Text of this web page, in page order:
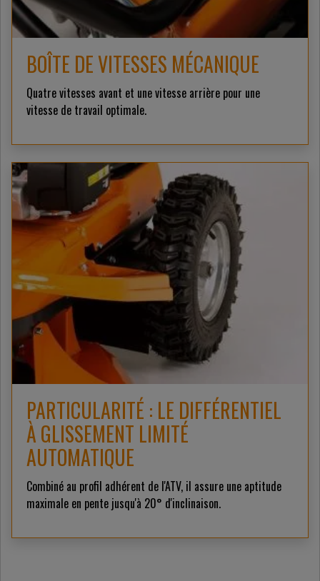
BOÎTE DE VITESSES MÉCANIQUE
Quatre vitesses avant et une vitesse arrière pour une
vitesse de travail optimale.
PARTICULARITÉ : LE DIFFÉRENTIEL
À GLISSEMENT LIMITÉ
AUTOMATIQUE
Combiné au profil adhérent de l'ATV, il assure une aptitude
maximale en pente jusqu'à 20° d'inclinaison.